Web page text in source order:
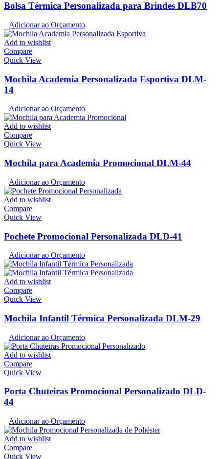
Bolsa Térmica Personalizada para Brindes DLB70
Adicionar ao Orçamento
Add to wishlist
Compare
Quick View
Mochila Academia Personalizada Esportiva DLM-
14
Adicionar ao Orçamento
Add to wishlist
Compare
Quick View
Mochila para Academia Promocional DLM-44
Adicionar ao Orçamento
Add to wishlist
Compare
Quick View
Pochete Promocional Personalizada DLD-41
Adicionar ao Orçamento
Add to wishlist
Compare
Quick View
Mochila Infantil Térmica Personalizada DLM-29
Adicionar ao Orçamento
Add to wishlist
Compare
Quick View
Porta Chuteiras Promocional Personalizado DLD-
44
Adicionar ao Orçamento
Add to wishlist
Compare
Quick View